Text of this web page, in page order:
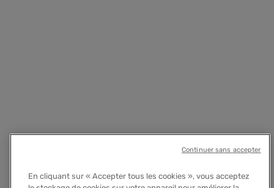
En cliquant sur « Accepter tous les cookies », vous acceptez
Continuer sans accepter